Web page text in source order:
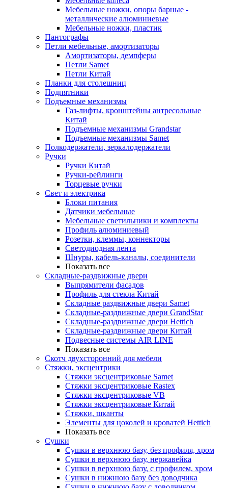
Мебельные ножки, опоры барные -
металлические алюминиевые
Мебельные ножки, пластик
Пантографы
Петли мебельные, амортизаторы
Амортизаторы, демпферы
Петли Samet
Петли Китай
Планки для столешниц
Подпятники
Подъемные механизмы
Газ-лифты, кронштейны антресольные
Китай
Подъемные механизмы Grandstar
Подъемные механизмы Samet
Полкодержатели, зеркалодержатели
Ручки
Ручки Китай
Ручки-рейлинги
Торцевые ручки
Свет и электрика
Блоки питания
Датчики мебельные
Мебельные светильники и комплекты
Профиль алюминиевый
Розетки, клеммы, коннекторы
Светодиодная лента
Шнуры, кабель-каналы, соединители
Показать все
Складные-раздвижные двери
Выпрямители фасадов
Профиль для стекла Китай
Складные раздвижные двери Samet
Складные-раздвижные двери GrandStar
Складные-раздвижные двери Hettich
Складные-раздвижные двери Китай
Подвесные системы AIR LINE
Показать все
Скотч двухсторонний для мебели
Стяжки, эксцентрики
Cтяжки эксцентриковые Samet
Стяжки эксцентриковые Rastex
Стяжки эксцентриковые VB
Стяжки эксцентриковые Китай
Стяжки, шканты
Элементы для цоколей и кроватей Hettich
Показать все
Сушки
Сушки в верхнюю базу, без профиля, хром
Сушки в верхнюю базу, нержавейка
Сушки в верхнюю базу, с профилем, хром
Сушки в нижнюю базу без доводчика